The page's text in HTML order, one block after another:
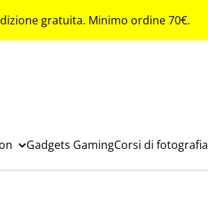
gratuita. Minimo ordine 70€.
Gadgets GamingCorsi di fotografia